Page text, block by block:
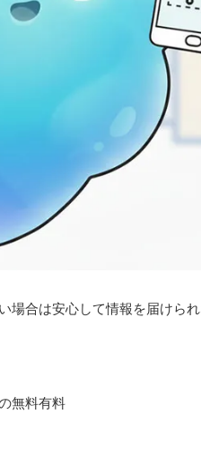
場合は安心して情報を届けら
無料有料